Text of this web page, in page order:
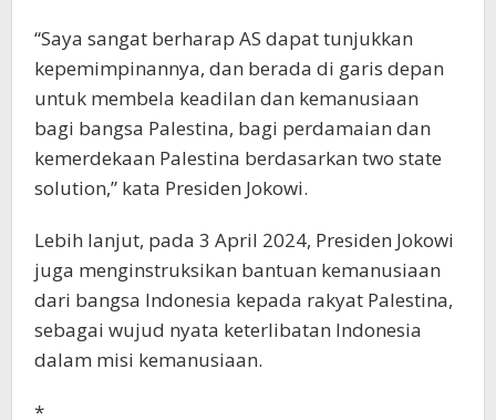
“Saya sangat berharap AS dapat tunjukkan
kepemimpinannya, dan berada di garis depan
untuk membela keadilan dan kemanusiaan
bagi bangsa Palestina, bagi perdamaian dan
kemerdekaan Palestina berdasarkan two state
solution,” kata Presiden Jokowi.
Lebih lanjut, pada 3 April 2024, Presiden Jokowi
juga menginstruksikan bantuan kemanusiaan
dari bangsa Indonesia kepada rakyat Palestina,
sebagai wujud nyata keterlibatan Indonesia
dalam misi kemanusiaan.
*